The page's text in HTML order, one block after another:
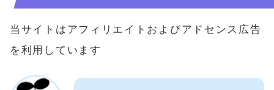
当サイトはアフィリエイトおよびアドセンス広告
を利用しています